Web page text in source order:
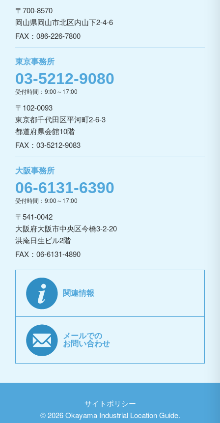
〒700-8570
岡山県岡山市北区内山下2-4-6
FAX：086-226-7800
東京事務所
03-5212-9080
受付時間：9:00～17:00
〒102-0093
東京都千代田区平河町2-6-3
都道府県会館10階
FAX：03-5212-9083
大阪事務所
06-6131-6390
受付時間：9:00～17:00
〒541-0042
大阪府大阪市中央区今橋3-2-20
洪庵日生ビル2階
FAX：06-6131-4890
関連情報
メールでの
お問い合わせ
サイトポリシー
©2026 Okayama Industrial Location Guide.